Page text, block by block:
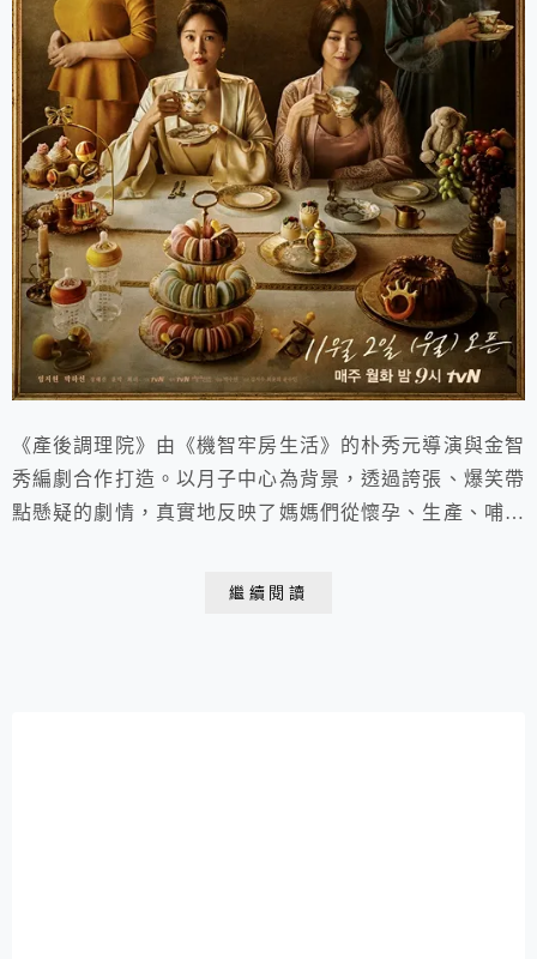
《產後調理院》由《機智牢房生活》的朴秀元導演與金智
秀編劇合作打造。以月子中心為背景，透過誇張、爆笑帶
點懸疑的劇情，真實地反映了媽媽們從懷孕、生產、哺乳
繼續閱讀